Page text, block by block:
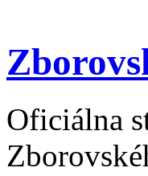
Oficiálna